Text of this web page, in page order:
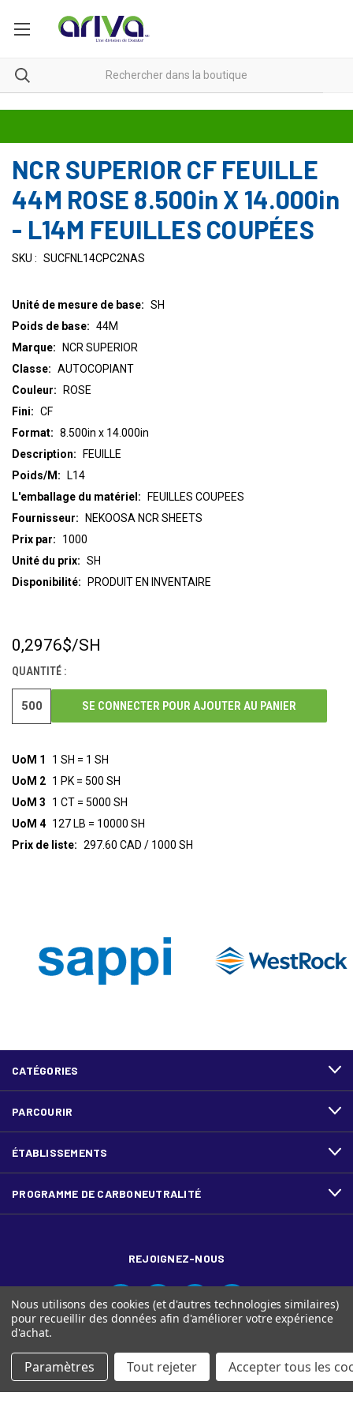
NCR SUPERIOR CF FEUILLE
44M ROSE 8.500in X 14.000in
- L14M FEUILLES COUPÉES
SKU : SUCFNL14CPC2NAS
Classe: AUTOCOPIANT
Couleur:
ROSE
Description: FEUILLE
Fini: CF
Fournisseur: NEKOOSA NCR SHEETS
L'emballage du matériel: FEUILLES COUPEES
Marque: NCR SUPERIOR
Poids de base: 44M
Poids/M: L14
Unité de mesure de base: SH
Prix par:
1000
Unité du prix: SH
Format: 8.500in x 14.000in
Disponibilité: PRODUIT EN INVENTAIRE
STOCK
0,2976$/SH
QUANTITÉ :
SE CONNECTER POUR AJOUTER AU PANIER
UoM 1
1 SH = 1 SH
UoM 2 1 PK = 500 SH
UoM 3
1 CT = 5000 SH
UoM 4 127 LB = 10000 SH
Prix de liste: 297.60 CAD / 1000 SH
CATÉGORIES
PARCOURIR
ÉTABLISSEMENTS
PROGRAMME DE CARBONEUTRALITÉ
REJOIGNEZ-NOUS
© Ariva, et le logo Ariva sont des marques de commerce de
Nous utilisons des cookies (et d'autres technologies similaires)
pour recueillir des données afin d'améliorer votre expérience
d'achat.
Paramètres Tout rejeter Accepter tous les